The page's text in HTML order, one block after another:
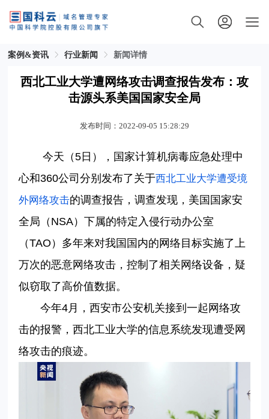
案例&资讯 行业新闻 新闻详情
西北工业大学遭网络攻击调查报告发布：攻
击源头系美国国家安全局
发布时间：2022-09-05 15:28:29
今天（5日），国家计算机病毒应急处理中
心和360公司分别发布了关于西北工业大学遭受境
外网络攻击的调查报告，调查发现，美国国家安
全局（NSA）下属的特定入侵行动办公室
（TAO）多年来对我国国内的网络目标实施了上
万次的恶意网络攻击，控制了相关网络设备，疑
似窃取了高价值数据。
今年4月，西安市公安机关接到一起网络攻
击的报警，西北工业大学的信息系统发现遭受网
络攻击的痕迹。